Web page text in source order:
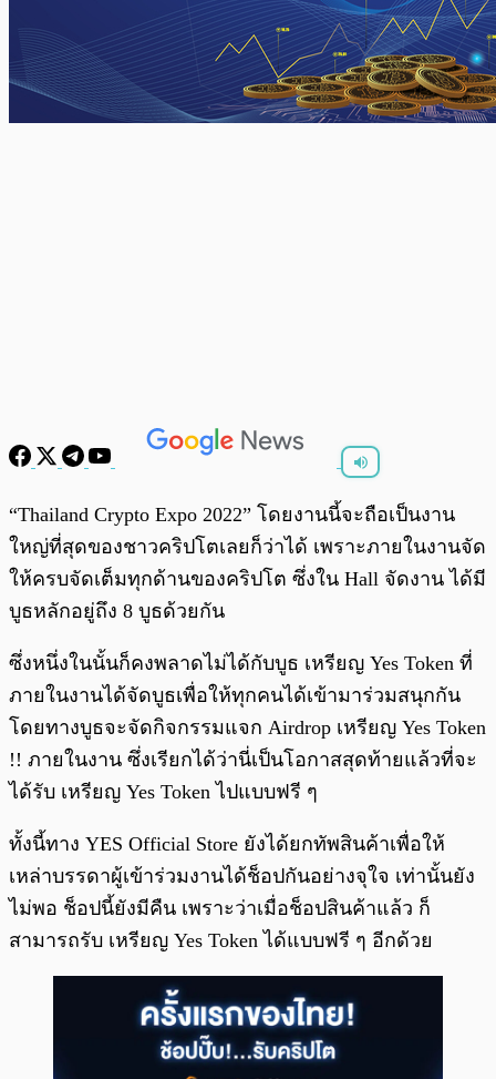
0:00/
“Thailand Crypto Expo 2022” โดยงานนี้จะถือเป็นงาน
ใหญ่ที่สุดของชาวคริปโตเลยก็ว่าได้ เพราะภายในงานจัด
ให้ครบจัดเต็มทุกด้านของคริปโต ซึ่งใน Hall จัดงาน ได้มี
บูธหลักอยู่ถึง 8 บูธด้วยกัน
ซึ่งหนึ่งในนั้นก็คงพลาดไม่ได้กับบูธ เหรียญ Yes Token ที่
ภายในงานได้จัดบูธเพื่อให้ทุกคนได้เข้ามาร่วมสนุกกัน
โดยทางบูธจะจัดกิจกรรมแจก Airdrop เหรียญ Yes Token
!! ภายในงาน ซึ่งเรียกได้ว่านี่เป็นโอกาสสุดท้ายแล้วที่จะ
ได้รับ เหรียญ Yes Token ไปแบบฟรี ๆ
ทั้งนี้ทาง YES Official Store ยังได้ยกทัพสินค้าเพื่อให้
เหล่าบรรดาผู้เข้าร่วมงานได้ช็อปกันอย่างจุใจ เท่านั้นยัง
ไม่พอ ช็อปนี้ยังมีคืน เพราะว่าเมื่อช็อปสินค้าแล้ว ก็
สามารถรับ เหรียญ Yes Token ได้แบบฟรี ๆ อีกด้วย